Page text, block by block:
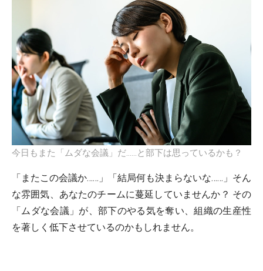
今日もまた「ムダな会議」だ……と部下は思っているかも？
「またこの会議か……」「結局何も決まらないな……」そん
な雰囲気、あなたのチームに蔓延していませんか？ その
「ムダな会議」が、部下のやる気を奪い、組織の生産性
を著しく低下させているのかもしれません。